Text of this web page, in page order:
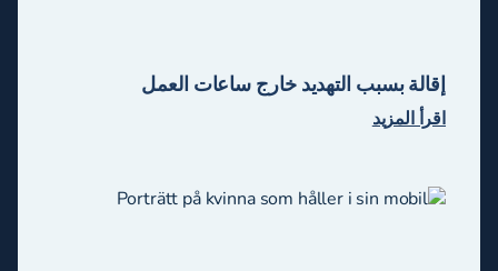
إقالة بسبب التهديد خارج ساعات العمل
اقرأ المزيد